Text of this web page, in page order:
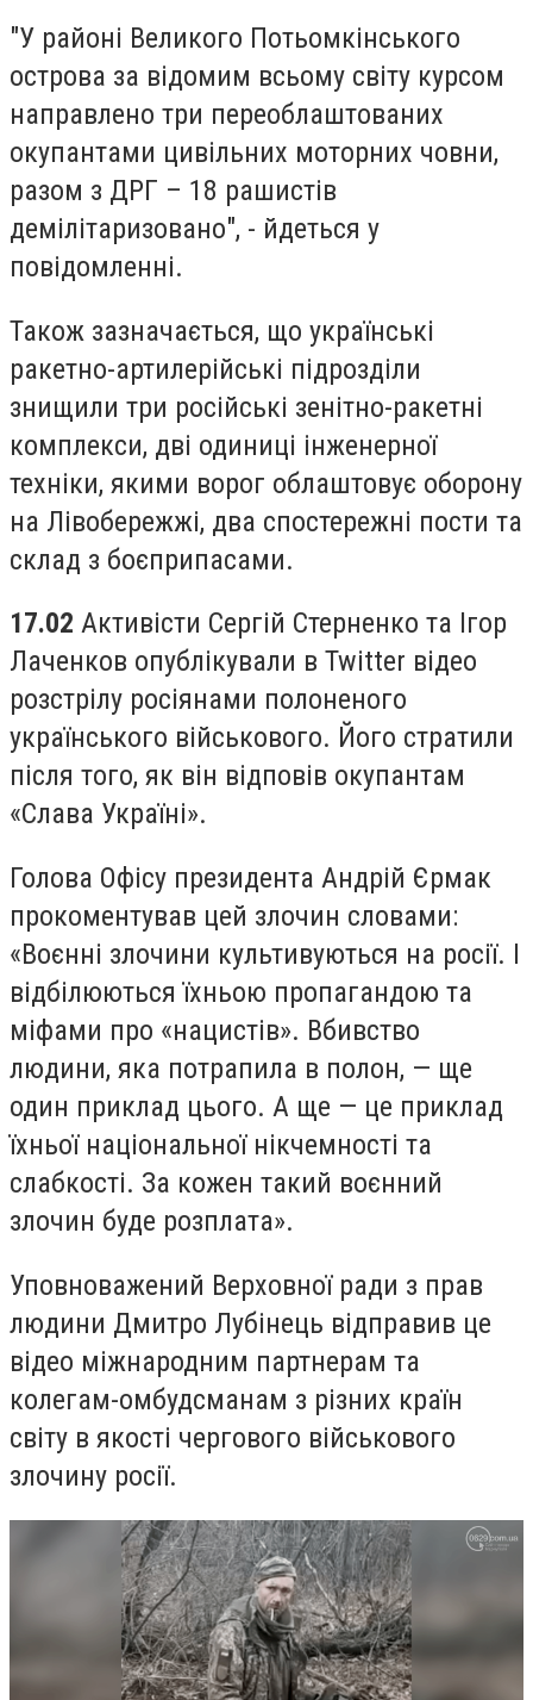
"У районі Великого Потьомкінського
острова за відомим всьому світу курсом
направлено три переоблаштованих
окупантами цивільних моторних човни,
разом з ДРГ – 18 рашистів
демілітаризовано", - йдеться у
повідомленні.
Також зазначається, що українські
ракетно-артилерійські підрозділи
знищили три російські зенітно-ракетні
комплекси, дві одиниці інженерної
техніки, якими ворог облаштовує оборону
на Лівобережжі, два спостережні пости та
склад з боєприпасами.
17.02 Активісти Сергій Стерненко та Ігор
Лаченков опублікували в Twitter відео
розстрілу росіянами полоненого
українського військового. Його стратили
після того, як він відповів окупантам
«Слава Україні».
Голова Офісу президента Андрій Єрмак
прокоментував цей злочин словами:
«Воєнні злочини культивуються на росії. І
відбілюються їхньою пропагандою та
міфами про «нацистів». Вбивство
людини, яка потрапила в полон, — ще
один приклад цього. А ще — це приклад
їхньої національної нікчемності та
слабкості. За кожен такий воєнний
злочин буде розплата».
Уповноважений Верховної ради з прав
людини Дмитро Лубінець відправив це
відео міжнародним партнерам та
колегам-омбудсманам з різних країн
світу в якості чергового військового
злочину росії.